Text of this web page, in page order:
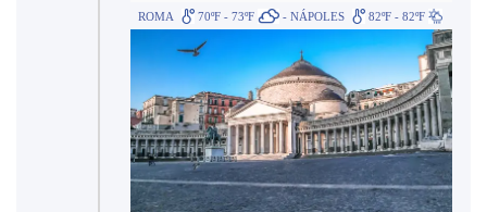
ROMA 70ºF - 73ºF - NÁPOLES 82ºF - 82ºF